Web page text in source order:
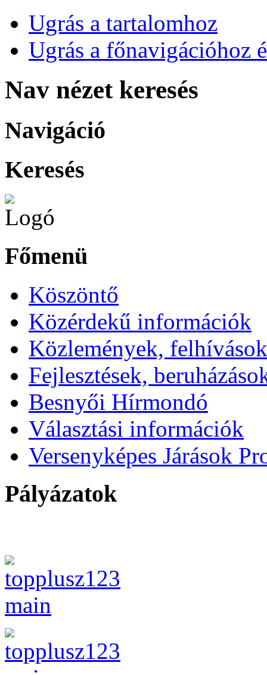
Ugrás a tartalomhoz
Ugrás a főnavigációhoz
Nav nézet keresés
Navigáció
Keresés
Főmenü
Köszöntő
Közérdekű információk
Közlemények, felhívások
Fejlesztések,
Besnyői Hírmondó
Választási információk
Versenyképes Járások
Pályázatok